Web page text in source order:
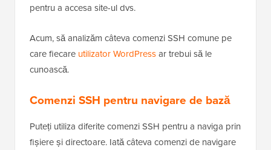
pentru a accesa site-ul dvs.
Acum, să analizăm câteva comenzi SSH comune pe
care fiecare utilizator WordPressar trebui să le
cunoască.
Comenzi SSH pentru navigare de bază
Puteți utiliza diferite comenzi SSH pentru a naviga prin
fișiere și directoare. Iată câteva comenzi de navigare